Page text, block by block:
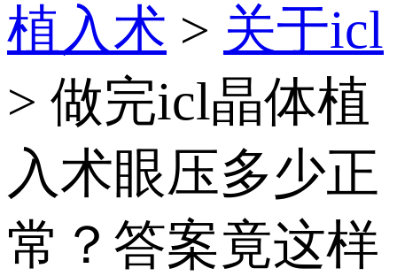
植入术 > 关于icl
> 做完icl晶体植
入术眼压多少正
常？答案竟这样